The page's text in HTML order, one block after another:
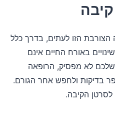
הזו לעתים, בדרך כלל
באורח החיים אינם
שלכם לא מפסיק, הרופאה
בדיקות ולחפש אחר הגורם.
לסרטן הקיבה.